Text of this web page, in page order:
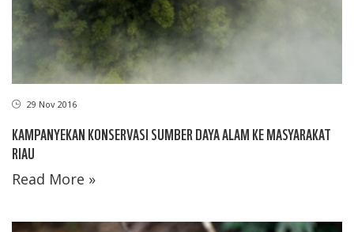
29 Nov 2016
KAMPANYEKAN KONSERVASI SUMBER DAYA ALAM KE MASYARAKAT
RIAU
Read More »